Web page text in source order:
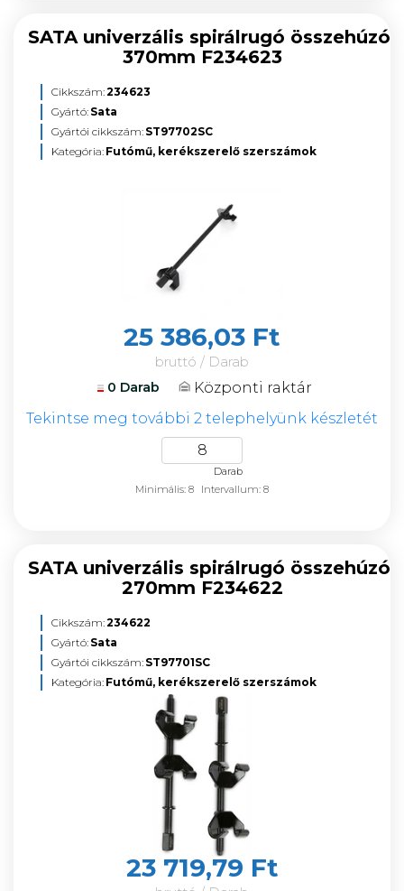
SATA univerzális spirálrugó összehúzó
370mm F234623
Cikkszám:234623
Gyártó: Sata
Gyártói cikkszám: ST97702SC
Kategória: Futómű, kerékszerelő szerszámok
25 386,03 Ft
bruttó / Darab
0 Darab
Központi raktár
Tekintse meg további 2 telephelyünk készletét
Darab
Minimális: 8
Intervallum: 8
SATA univerzális spirálrugó összehúzó
270mm F234622
Cikkszám:234622
Gyártó: Sata
Gyártói cikkszám: ST97701SC
Kategória: Futómű, kerékszerelő szerszámok
23 719,79 Ft